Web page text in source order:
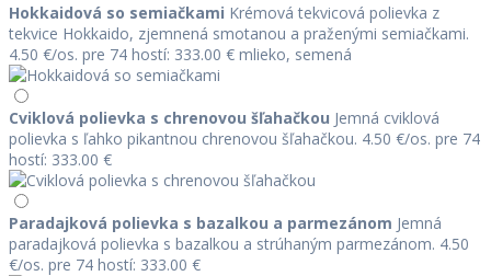
Hokkaidová so semiačkami Krémová tekvicová polievka z
tekvice Hokkaido, zjemnená smotanou a praženými semiačkami.
4.50 €/os. pre 74 hostí: 333.00 € mlieko, semená
Cviklová polievka s chrenovou šľahačkou Jemná cviklová
polievka s ľahko pikantnou chrenovou šľahačkou. 4.50 €/os. pre 74
hostí: 333.00 €
Paradajková polievka s bazalkou a parmezánom Jemná
paradajková polievka s bazalkou a strúhaným parmezánom. 4.50
€/os. pre 74 hostí: 333.00 €